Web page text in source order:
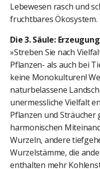
Lebewesen rasch und
fruchtbares Ökosystem.
Die 3. Säule:
»Streben Sie nach
Pflanzen- als auch bei
keine Monokulturen!
naturbelassene
unermessliche Vielfalt
Pflanzen und Sträucher
harmonischen
Wurzeln, andere
Wurzelstämme, die
enthalten mehr